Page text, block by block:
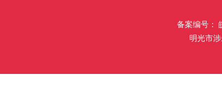
备案编号：
明光市